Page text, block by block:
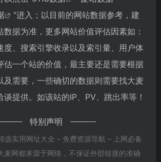
"进入；以目前的网站数据参考，建
数据为准，更多网站价值评估因素如：
度、搜索引擎收录以及索引量、用户体
估一个站的价值，最主要还是需要根据
及需要，一些确切的数据则需要找大麦
谈提供。如该站的IP、PV、跳出率等！
特别声明
选实用网址大全 – 免费资源导航 – 上网必备
麦网都来源于网络，不保证外部链接的准确